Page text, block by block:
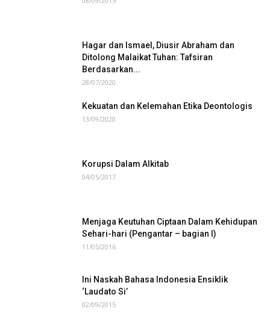
Hagar dan Ismael, Diusir Abraham dan
Ditolong Malaikat Tuhan: Tafsiran
Berdasarkan...
28/07/2020
Kekuatan dan Kelemahan Etika Deontologis
13/09/2020
Korupsi Dalam Alkitab
04/05/2017
Menjaga Keutuhan Ciptaan Dalam Kehidupan
Sehari-hari (Pengantar – bagian I)
11/05/2016
Ini Naskah Bahasa Indonesia Ensiklik
‘Laudato Si’
02/09/2015